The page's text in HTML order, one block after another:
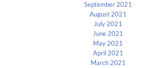
September 2021
August 2021
July 2021
June 2021
May 2021
April 2021
March 2021